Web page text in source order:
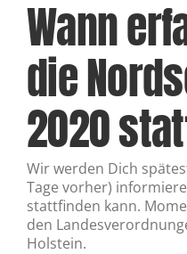
Wann
die
2020
Wir werden Dich
Tage vorher)
stattfinden kann.
den
Holstein.